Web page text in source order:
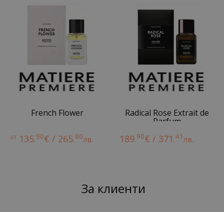
French Flower
от 135.90€ / 265.80лв.
Radical Rose Extrait de
Parfum
189.90€ / 371.41лв.
За клиенти